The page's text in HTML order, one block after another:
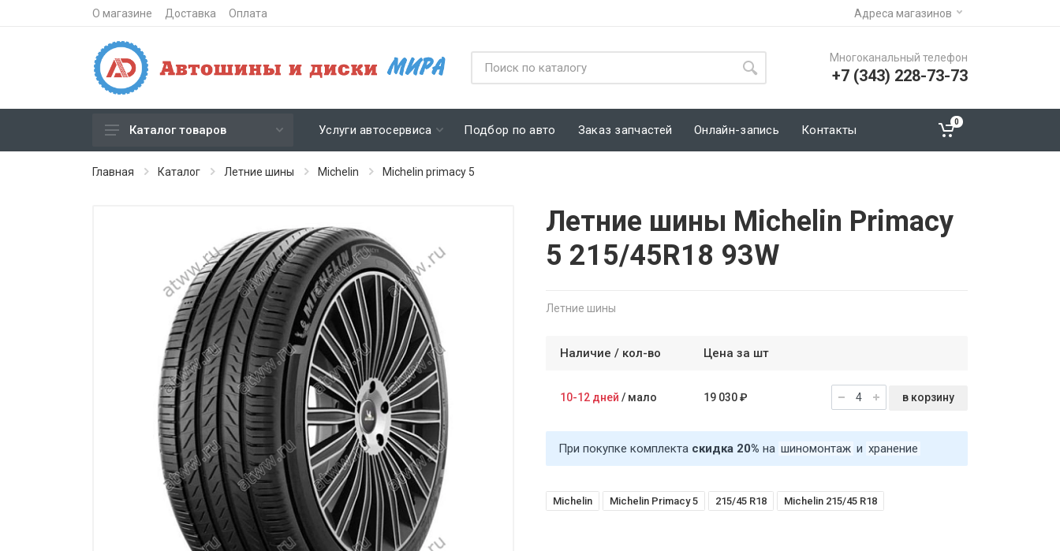
О магазине Доставка Оплата Адреса магазинов
Многоканальный телефон
+7 (343) 228-73-73
Зимние шипованные шины
Штампованные диски
Кованые диски
Каталог товаров Услуги автосервиса Подбор по авто Заказ запчастей Онлайн-запись Контакты
0
Главная Каталог Летние шины Michelin Michelin primacy 5
Летние шины Michelin Primacy
5 215/45R18 93W
Летние шины
Наличие / кол-во Цена за шт
10-12 дней / мало 19 030 ₽ в корзину
При покупке комплекта скидка 20% на шиномонтаж и хранение
Michelin Michelin Primacy 5 215/45 R18 Michelin 215/45 R18